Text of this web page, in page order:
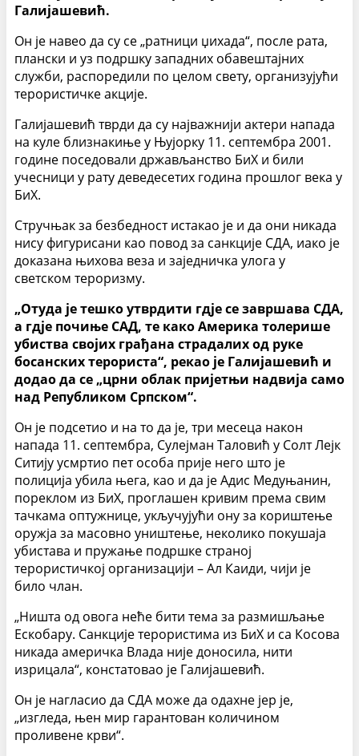
Галијашевић.
Он је навео да су се „ратници џихада“, после рата,
плански и уз подршку западних обавештајних
служби, распоредили по целом свету, организујући
терористичке акције.
Галијашевић тврди да су најважнији актери напада
на куле близнакиње у Њујорку 11. септембра 2001.
године поседовали држављанство БиХ и били
учесници у рату деведесетих година прошлог века у
БиХ.
Стручњак за безбедност истакао је и да они никада
нису фигурисани као повод за санкције СДА, иако је
доказана њихова веза и заједничка улога у
светском тероризму.
„Отуда је тешко утврдити гдје се завршава СДА,
а гдје почиње САД, те како Америка толерише
убиства својих грађана страдалих од руке
босанских терориста“, рекао је Галијашевић и
додао да се „црни облак пријетњи надвија само
над Републиком Српском“.
Он је подсетио и на то да је, три месеца након
напада 11. септембра, Сулејман Таловић у Солт Лејк
Ситију усмртио пет особа прије него што је
полиција убила њега, као и да је Адис Медуњанин,
пореклом из БиХ, проглашен кривим према свим
тачкама оптужнице, укључујући ону за кориштење
оружја за масовно уништење, неколико покушаја
убистава и пружање подршке страној
терористичкој организацији – Ал Каиди, чији је
било члан.
„Ништа од овога неће бити тема за размишљање
Ескобару. Санкције терористима из БиХ и са Косова
никада америчка Влада није доносила, нити
изрицала“, констатовао је Галијашевић.
Он је нагласио да СДА може да одахне јер је,
„изгледа, њен мир гарантован количином
проливене крви“.